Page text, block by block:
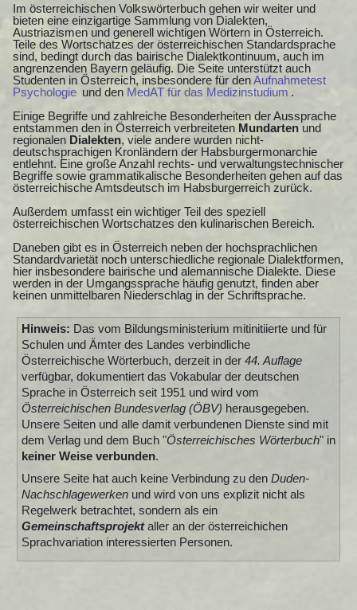
Im österreichischen Volkswörterbuch gehen wir weiter und
bieten eine einzigartige Sammlung von Dialekten,
Austriazismen und generell wichtigen Wörtern in Österreich.
Teile des Wortschatzes der österreichischen Standardsprache
sind, bedingt durch das bairische Dialektkontinuum, auch im
angrenzenden Bayern geläufig. Die Seite unterstützt auch
Studenten in Österreich, insbesondere für denAufnahmetest
Psychologie und den MedAT für das Medizinstudium .
Einige Begriffe und zahlreiche Besonderheiten der Aussprache
entstammen den in Österreich verbreiteten Mundarten und
regionalen Dialekten, viele andere wurden nicht-
deutschsprachigen Kronländern der Habsburgermonarchie
entlehnt. Eine große Anzahl rechts- und verwaltungstechnischer
Begriffe sowie grammatikalische Besonderheiten gehen auf das
österreichische Amtsdeutsch im Habsburgerreich zurück.
Außerdem umfasst ein wichtiger Teil des speziell
österreichischen Wortschatzes den kulinarischen Bereich.
Daneben gibt es in Österreich neben der hochsprachlichen
Standardvarietät noch unterschiedliche regionale Dialektformen,
hier insbesondere bairische und alemannische Dialekte. Diese
werden in der Umgangssprache häufig genutzt, finden aber
keinen unmittelbaren Niederschlag in der Schriftsprache.
Hinweis: Das vom Bildungsministerium mitinitiierte und für
Schulen und Ämter des Landes verbindliche
Österreichische Wörterbuch, derzeit in der 44. Auflage
verfügbar, dokumentiert das Vokabular der deutschen
Sprache in Österreich seit 1951 und wird vom
Österreichischen Bundesverlag (ÖBV) herausgegeben.
Unsere Seiten und alle damit verbundenen Dienste sind mit
dem Verlag und dem Buch "Österreichisches Wörterbuch" in
keiner Weise verbunden.
Unsere Seite hat auch keine Verbindung zu den Duden-
Nachschlagewerkenund wird von uns explizit nicht als
Regelwerk betrachtet, sondern als ein
Gemeinschaftsprojektaller an der österreichichen
Sprachvariation interessierten Personen.